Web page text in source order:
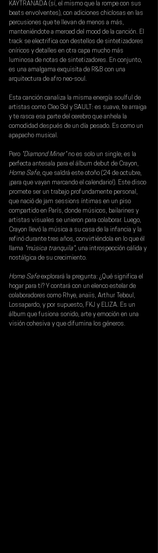
KAYTRANADA (sí, el mismo que la rompe con sus
beats envolventes), con adiciones chiclosas en las
percusiones que te llevan de menos a más,
manteniéndote a merced del mood de la canción. El
track se electrifica con destellos de sintetizadores
oníricos y detalles en otra capa mucho más
luminosa de notas de sintetizadores. En conjunto,
es una amalgama exquisita de R&B con una
arquitectura de afro neo-soul.
Esta canción canaliza la misma energía soulful de
artistas como Cleo Sol y SAULT: es suave, te arraiga
y te rasca esa parte del cerebro que anhela la
comodidad después de un día pesado. Es como un
apapacho musical.
Pero "Diamond Miner" no es solo un single; es la
perfecta antesala para el álbum debut de Crayon,
Home Safe, que saldrá este otoño (24 de octubre,
¡para que vayan marcando el calendario!). Este disco
promete ser un trabajo profundamente personal,
que nació de jam sessions íntimas en un piso
compartido en París, donde músicos, bailarines y
artistas visuales se unieron para colaborar. Luego,
Crayon llevó la música a su casa de la infancia y la
refinó durante tres años, convirtiéndola en lo que él
llama "música tranquila", una introspección cálida y
nostálgica de su crecimiento.
Home Safe explorará la pregunta: ¿Qué significa el
hogar para ti? Y contará con un elenco estelar de
colaboradores como Rhye, anaiis, Arthur Teboul ,
Lossapardo, y por supuesto, FKJ y ELIZA. Es un
álbum que fusiona sonido, arte y emoción en una
visión cohesiva y que difumina los géneros.